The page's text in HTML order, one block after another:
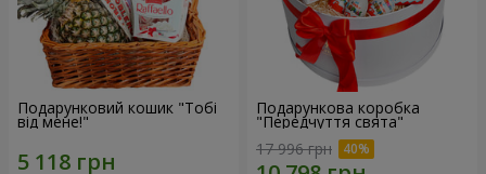
Подарунковий кошик "Тобі
від мене!"
Подарункова коробка
"Передчуття свята"
17 996 грн